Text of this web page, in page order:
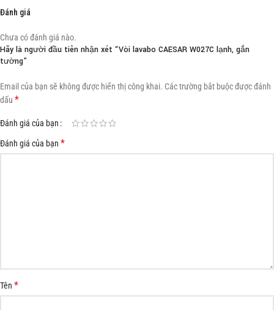
Đánh giá
Chưa có đánh giá nào.
Hãy là người đầu tiên nhận xét “Vòi lavabo CAESAR W027C lạnh, gắn
tường”
Email của bạn sẽ không được hiển thị công khai. Các trường bắt buộc được đánh
dấu *
Đánh giá của bạn
Đánh giá của bạn *
Tên *